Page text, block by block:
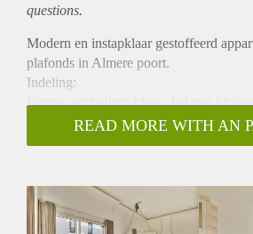
questions.
Modern en instapklaar gestoffeerd
plafonds in Almere poort.
Indeling:
Entree met bellentableau, hal met lift
berging of naar de overige
de entree vindt u de deur naar het
woonkamer met open keuken. De
van diverse inbouwapparatuur
READ MORE WITH AN